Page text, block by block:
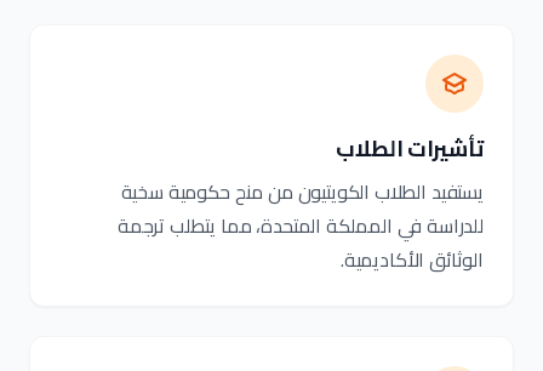
تأشيرات الطلاب
يستفيد الطلاب الكويتيون من منح حكومية سخية
للدراسة في المملكة المتحدة، مما يتطلب ترجمة
الوثائق الأكاديمية.